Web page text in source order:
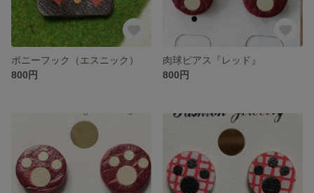
ポニーフック（エスニック）
800円
肉球ピアス『レッド』
800円